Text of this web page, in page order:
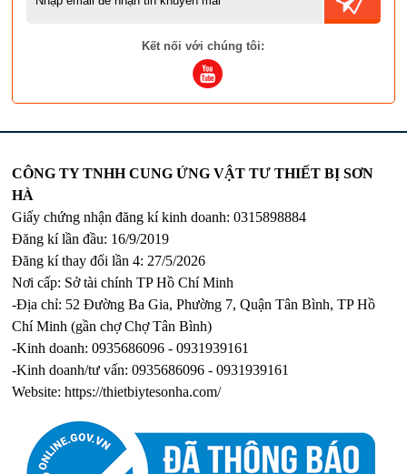
Kết nối với chúng tôi:
CÔNG TY TNHH CUNG ỨNG VẬT TƯ THIẾT BỊ SƠN
HÀ
Giấy chứng nhận đăng kí kinh doanh: 0315898884
Đăng kí lần đầu: 16/9/2019
Đăng kí thay đổi lần 4: 27/5/2026
Nơi cấp: Sở tài chính TP Hồ Chí Minh
-Địa chỉ: 52 Đường Ba Gia, Phường 7, Quận Tân Bình, TP Hồ
Chí Minh (gần chợ Chợ Tân Bình)
-Kinh doanh: 0935686096 - 0931939161
-Kinh doanh/tư vấn: 0935686096 - 0931939161
Website:https://thietbiytesonha.com/